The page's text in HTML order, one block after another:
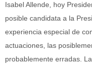
Isabel Allende, hoy
posible candidata a la
experiencia especial de
actuaciones, las
probablemente erradas.